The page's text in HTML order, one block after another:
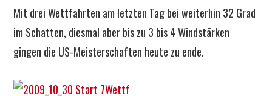
Mit drei Wettfahrten am letzten Tag bei weiterhin 32 Grad
im Schatten, diesmal aber bis zu 3 bis 4 Windstärken
gingen die US-Meisterschaften heute zu ende.